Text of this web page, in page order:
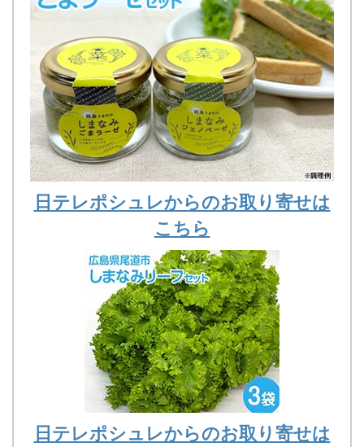
日テレポシュレからのお取り寄せは
こちら
日テレポシュレからのお取り寄せは